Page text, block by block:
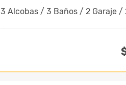
3 Alcobas / 3 Baños / 2 Garaje /